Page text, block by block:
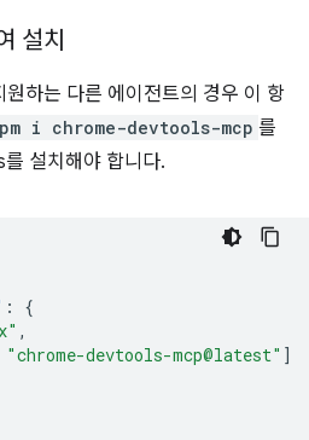
설치
원하는 다른 에이전트의 경우 이 항
i chrome-devtools-mcp 를
설치해야 합니다.
:
{
,
"chrome-devtools-mcp@latest" ]